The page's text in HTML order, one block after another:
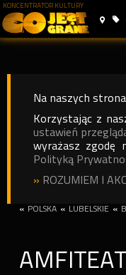
KONCENTRATOR KULTURY
Na naszych
Korzystając z
ustawień
wyrażasz zgodę
Polityką
» ROZUMIEM I
« POLSKA « LUBELSKIE «